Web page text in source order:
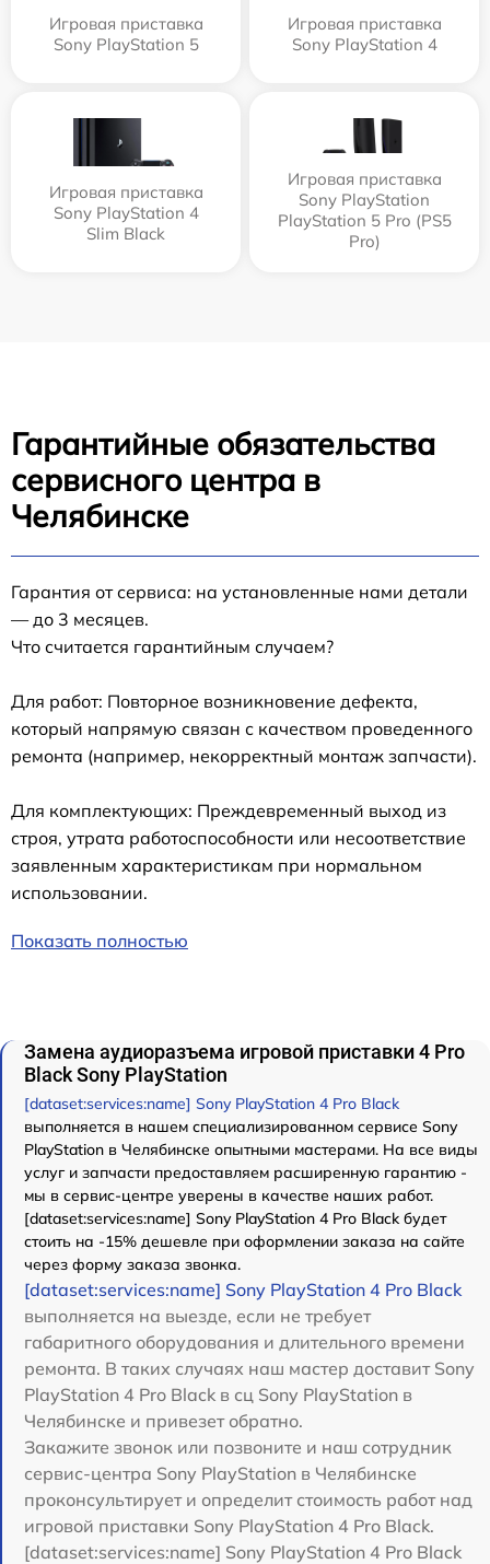
Игровая приставка
Sony PlayStation 5
Игровая приставка
Sony PlayStation 4
Игровая приставка
Sony PlayStation 4
Slim Black
Игровая приставка
Sony PlayStation
PlayStation 5 Pro (PS5
Pro)
Гарантийные обязательства
сервисного центра в
Челябинске
Гарантия от сервиса: на установленные нами детали
— до 3 месяцев.
Что считается гарантийным случаем?
Для работ: Повторное возникновение дефекта,
который напрямую связан с качеством проведенного
ремонта (например, некорректный монтаж запчасти).
Для комплектующих: Преждевременный выход из
строя, утрата работоспособности или несоответствие
заявленным характеристикам при нормальном
использовании.
Показать полностью
Замена аудиоразъема игровой приставки 4 Pro
Black Sony PlayStation
[dataset:services:name] Sony PlayStation 4 Pro Black
выполняется в нашем специализированном сервисе Sony
PlayStation в Челябинске опытными мастерами. На все виды
услуг и запчасти предоставляем расширенную гарантию -
мы в сервис-центре уверены в качестве наших работ.
[dataset:services:name] Sony PlayStation 4 Pro Black будет
стоить на -15% дешевле при оформлении заказа на сайте
через форму заказа звонка.
[dataset:services:name] Sony PlayStation 4 Pro Black
выполняется на выезде, если не требует
габаритного оборудования и длительного времени
ремонта. В таких случаях наш мастер доставит Sony
PlayStation 4 Pro Black в сц Sony PlayStation в
Челябинске и привезет обратно.
Закажите звонок или позвоните и наш сотрудник
сервис-центра Sony PlayStation в Челябинске
проконсультирует и определит стоимость работ над
игровой приставки Sony PlayStation 4 Pro Black.
[dataset:services:name] Sony PlayStation 4 Pro Black